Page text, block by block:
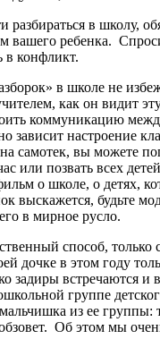
в школу,
вашего ребенка.
конфликт.
в школе не
как он видит
коммуникацию
зависит настроение
самотек, вы можете
или позвать всех
о школе, о детях,
выскажется, будьте
в мирное русло.
способ, только
дочке в этом году
задиры встречаются и
группе
из ее группы:
Об этом мы